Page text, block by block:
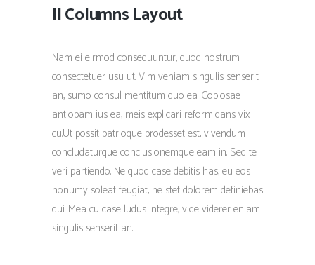
II Columns Layout
Nam ei eirmod consequuntur, quod nostrum
consectetuer usu ut. Vim veniam singulis senserit
an, sumo consul mentitum duo ea. Copiosae
antiopam ius ea, meis explicari reformidans vix
cu.Ut possit patrioque prodesset est, vivendum
concludaturque conclusionemque eam in. Sed te
veri partiendo. Ne quod case debitis has, eu eos
nonumy soleat feugiat, ne stet dolorem definiebas
qui. Mea cu case ludus integre, vide viderer eniam
singulis senserit an.